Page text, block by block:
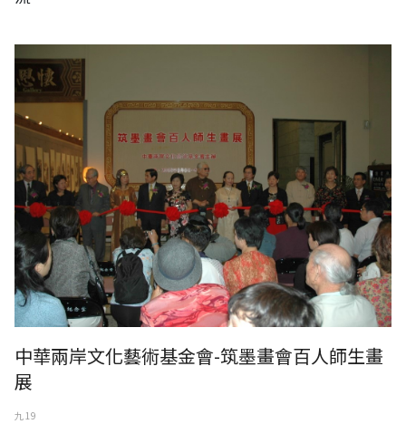
中華兩岸文化藝術基金會-筑墨畫會百人師生畫
展
九 19